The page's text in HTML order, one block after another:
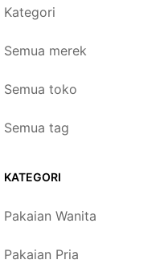
Kategori
Semua merek
Semua toko
Semua tag
KATEGORI
Pakaian Wanita
Pakaian Pria